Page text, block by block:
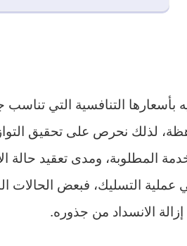
التنافسية التي تناسب
لذلك نحرص على تحقيق
المطلوبة، ومدى تعقيد حالة
التسليك، فبعض الحالات
الانسداد من جذوره.